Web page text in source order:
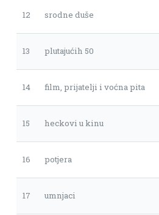
12 srodne duše
13 plutajućih 50
14 film, prijatelji i voćna pita
15 heckovi u kinu
16 potjera
17 umnjaci